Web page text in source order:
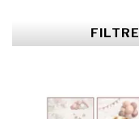
FILTRE